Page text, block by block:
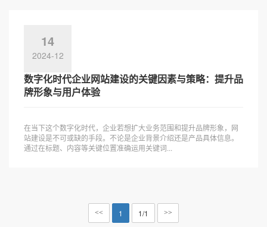
14
2024-12
数字化时代企业网站建设的关键因素与策略：提升品
牌形象与用户体验
在当下这个数字化时代，企业若想扩大业务范围和提升品牌形象，网
站建设是不可或缺的手段。不论是企业背景介绍还是产品具体信息。
通过在标题、内容等关键位置准确运用关键词...
<< 1 1/1 >>